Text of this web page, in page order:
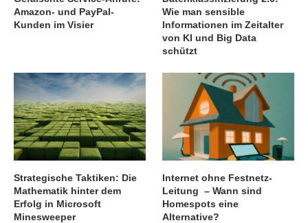
Amazon- und PayPal-
Kunden im Visier
Wie man sensible
Informationen im Zeitalter
von KI und Big Data
schützt
Strategische Taktiken: Die
Mathematik hinter dem
Erfolg in Microsoft
Minesweeper
Internet ohne Festnetz-
Leitung – Wann sind
Homespots eine
Alternative?